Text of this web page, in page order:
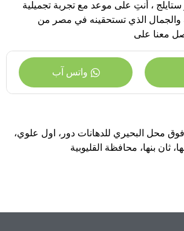
، أنتِ على موعد مع تجربة تجميلية
والجمال الذي تستحقينه في مصر من
معنا على
واتس آب
محل البحيري للدهانات دور، اول علوي،
ثان بنها، محافظة القليوبية